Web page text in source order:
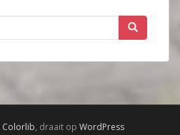
Colorlib, draait op WordPress